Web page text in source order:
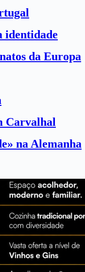
identidade
da Europa
Carvalhal
na Alemanha